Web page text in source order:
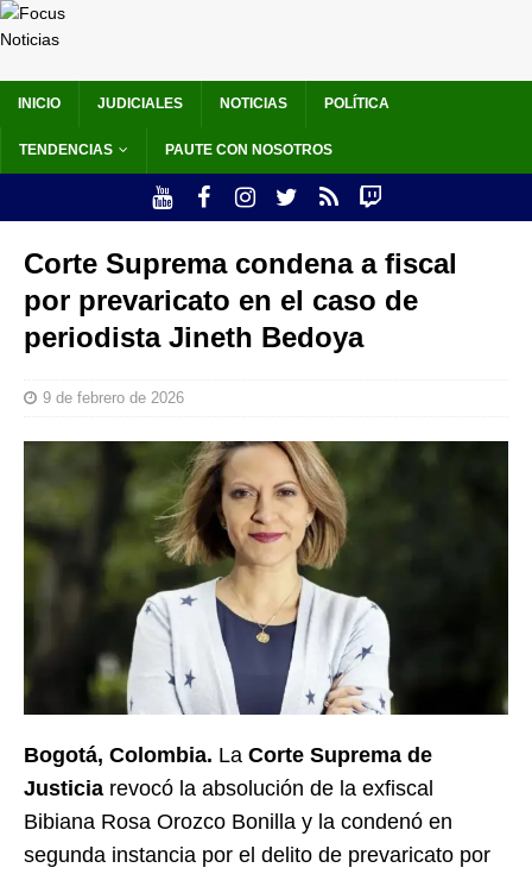
INICIO JUDICIALES NOTICIAS POLÍTICA
TENDENCIAS PAUTE CON NOSOTROS
Corte Suprema condena a fiscal
por prevaricato en el caso de
periodista Jineth Bedoya
9 de febrero de 2026
Bogotá, Colombia. La Corte Suprema de
Justicia revocó la absolución de la exfiscal
Bibiana Rosa Orozco Bonilla y la condenó en
segunda instancia por el delito de prevaricato por